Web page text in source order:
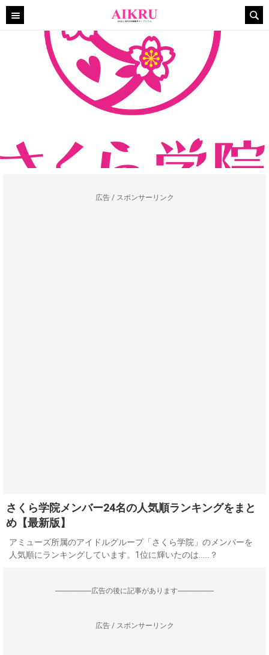
広告 / スポンサーリンク
さくら学院メンバー24名の人気順ランキングをまと
め【最新版】
アミューズ所属のアイドルグループ「さくら学院」のメンバーを
人気順にランキングしています。1位に輝いたのは……？
--------------------広告の後に記事があります--------------------
広告 / スポンサーリンク